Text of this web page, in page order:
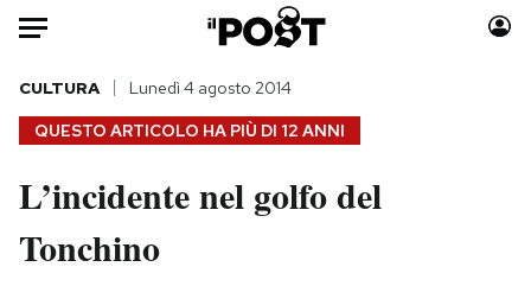
Auto
HOME
Italia
Politica
Moda
QUESTO ARTICOLO HA PIÙ DI 12 ANNI
CULTURA Lunedì 4 agosto 2014
L’incidente nel golfo del
Tonchino